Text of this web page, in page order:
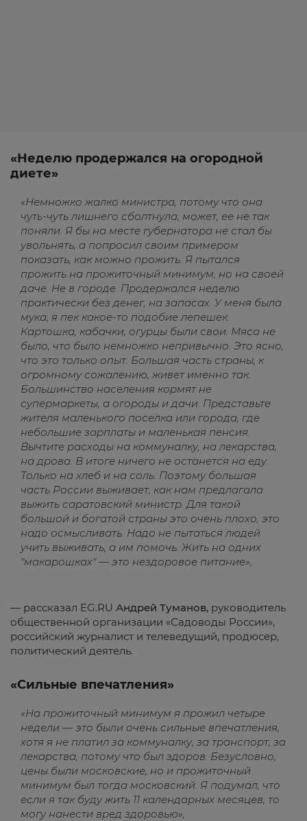
«Неделю продержался на огородной
диете»
«Немножко жалко министра, потому что она
чуть-чуть лишнего сболтнула, может, ее не так
поняли. Я бы на месте губернатора не стал бы
увольнять, а попросил своим примером
показать, как можно прожить. Я пытался
прожить на прожиточный минимум, но на своей
даче. Не в городе. Продержался неделю
практически без денег, на запасах. У меня была
мука, я пек какое-то подобие лепешек.
Картошка, кабачки, огурцы были свои. Мяса не
было, что было немножко непривычно. Это ясно,
что это только опыт. Большая часть страны, к
огромному сожалению, живет именно так.
Большинство населения кормят не
супермаркеты, а огороды и дачи. Представьте
жителя маленького поселка или города, где
небольшие зарплаты и маленькая пенсия.
Вычтите расходы на коммуналку, на лекарства,
на дрова. В итоге ничего не останется на еду.
Только на хлеб и на соль. Поэтому большая
часть России выживает, как нам предлагала
выжить саратовский министр. Для такой
большой и богатой страны это очень плохо, это
надо осмысливать. Надо не пытаться людей
учить выживать, а им помочь. Жить на одних
"макарошках" — это нездоровое питание»,
— рассказал EG.RU Андрей Туманов, руководитель
общественной организации «Садоводы России»,
российский журналист и телеведущий, продюсер,
политический деятель.
«Сильные впечатления»
«На прожиточный минимум я прожил четыре
недели — это были очень сильные впечатления,
хотя я не платил за коммуналку, за транспорт, за
лекарства, потому что был здоров. Безусловно,
цены были московские, но и прожиточный
минимум был тогда московский. Я подумал, что
если я так буду жить 11 календарных месяцев, то
могу нанести вред здоровью»,